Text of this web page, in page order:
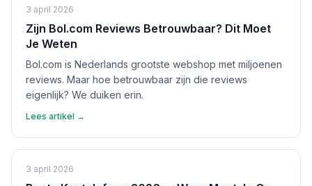
3 april 2026
Zijn Bol.com Reviews Betrouwbaar? Dit Moet
Je Weten
Bol.com is Nederlands grootste webshop met miljoenen
reviews. Maar hoe betrouwbaar zijn die reviews
eigenlijk? We duiken erin.
Lees artikel →
3 april 2026